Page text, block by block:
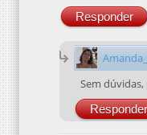
Responder
Sem
Responder